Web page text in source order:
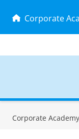
Corporate
Corporate Academy